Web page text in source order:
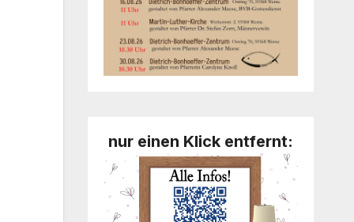
nur einen Klick entfernt: